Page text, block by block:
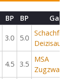
BP BP Gast
3.0 5.0
Deizisau
4.5 3.5
MSA